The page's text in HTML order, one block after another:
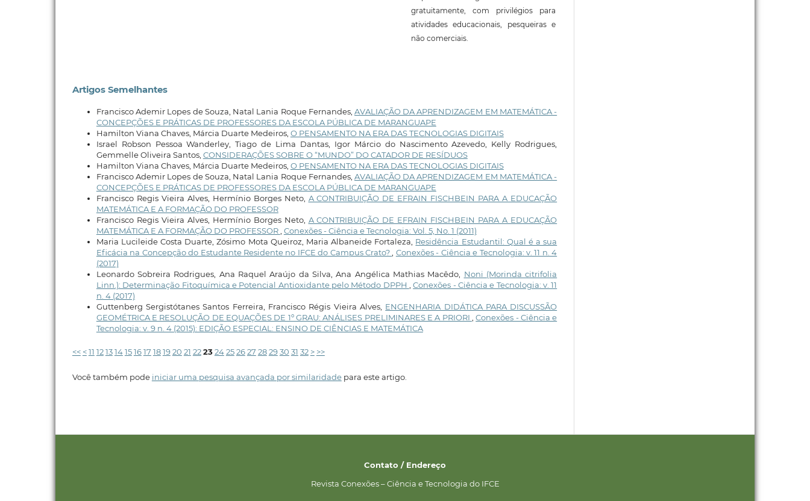
gratuitamente, com privilégios para
atividades educacionais, pesqueiras e
não comerciais.
Artigos Semelhantes
Francisco Ademir Lopes de Souza, Natal Lania Roque Fernandes, AVALIAÇÃO DA APRENDIZAGEM EM MATEMÁTICA -
CONCEPÇÕES E PRÁTICAS DE PROFESSORES DA ESCOLA PÚBLICA DE MARANGUAPE
Hamilton Viana Chaves, Márcia Duarte Medeiros, O PENSAMENTO NA ERA DAS TECNOLOGIAS DIGITAIS
Israel Robson Pessoa Wanderley, Tiago de Lima Dantas, Igor Márcio do Nascimento Azevedo, Kelly Rodrigues,
Gemmelle Oliveira Santos, CONSIDERAÇÕES SOBRE O “MUNDO” DO CATADOR DE RESÍDUOS
Hamilton Viana Chaves, Márcia Duarte Medeiros, O PENSAMENTO NA ERA DAS TECNOLOGIAS DIGITAIS
Francisco Ademir Lopes de Souza, Natal Lania Roque Fernandes, AVALIAÇÃO DA APRENDIZAGEM EM MATEMÁTICA -
CONCEPÇÕES E PRÁTICAS DE PROFESSORES DA ESCOLA PÚBLICA DE MARANGUAPE
Francisco Regis Vieira Alves, Hermínio Borges Neto, A CONTRIBUIÇÃO DE EFRAIN FISCHBEIN PARA A EDUCAÇÃO
MATEMÁTICA E A FORMAÇÃO DO PROFESSOR
Francisco Regis Vieira Alves, Hermínio Borges Neto, A CONTRIBUIÇÃO DE EFRAIN FISCHBEIN PARA A EDUCAÇÃO
MATEMÁTICA E A FORMAÇÃO DO PROFESSOR, Conexões - Ciência e Tecnologia: Vol. 5, No. 1 (2011)
Maria Lucileide Costa Duarte, Zósimo Mota Queiroz, Maria Albaneide Fortaleza, Residência Estudantil: Qual é a sua
Eficácia na Concepção do Estudante Residente no IFCE do Campus Crato?, Conexões - Ciência e Tecnologia: v. 11 n. 4
(2017)
Leonardo Sobreira Rodrigues, Ana Raquel Araújo da Silva, Ana Angélica Mathias Macêdo, Noni (Morinda citrifolia
Linn.): Determinação Fitoquímica e Potencial Antioxidante pelo Método DPPH ,Conexões - Ciência e Tecnologia: v. 11
n. 4 (2017)
Guttenberg Sergistótanes Santos Ferreira, Francisco Régis Vieira Alves, ENGENHARIA DIDÁTICA PARA DISCUSSÃO
GEOMÉTRICA E RESOLUÇÃO DE EQUAÇÕES DE 1º GRAU: ANÁLISES PRELIMINARES E A PRIORI ,Conexões - Ciência e
Tecnologia: v. 9 n. 4 (2015): EDIÇÃO ESPECIAL: ENSINO DE CIÊNCIAS E MATEMÁTICA
<< <11 121314151617 181920 21 222324252627 282930 31 32 > >>
Você também pode iniciar uma pesquisa avançada por similaridadepara este artigo.
Contato / Endereço
Revista Conexões – Ciência e Tecnologia do IFCE